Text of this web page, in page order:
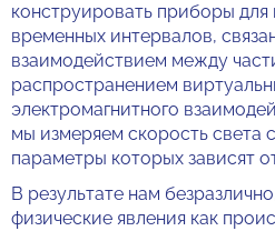
конструировать приборы для
временных интервалов,
взаимодействием между
распространением
электромагнитного
мы измеряем скорость света
параметры которых зависят
В результате нам
физические явления как